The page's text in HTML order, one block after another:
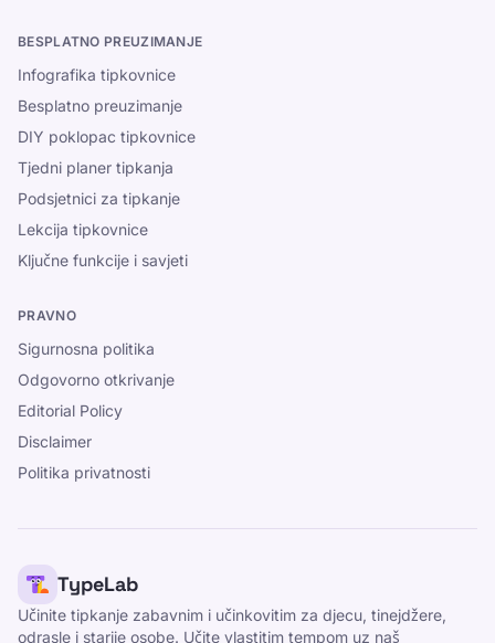
BESPLATNO PREUZIMANJE
Infografika tipkovnice
Besplatno preuzimanje
DIY poklopac tipkovnice
Tjedni planer tipkanja
Podsjetnici za tipkanje
Lekcija tipkovnice
Ključne funkcije i savjeti
PRAVNO
Sigurnosna politika
Odgovorno otkrivanje
Editorial Policy
Disclaimer
Politika privatnosti
TypeLab
Učinite tipkanje zabavnim i učinkovitim za djecu, tinejdžere,
odrasle i starije osobe. Učite vlastitim tempom uz naš